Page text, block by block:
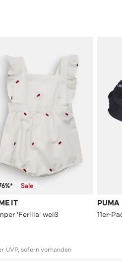
Sale
IT
'Ferilla' weiß
PUMA
11er-
UVP, sofern vorhanden